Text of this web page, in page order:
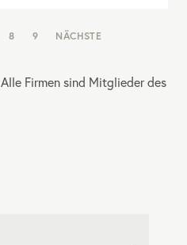
8 9 NÄCHSTE
Alle Firmen sind Mitglieder des